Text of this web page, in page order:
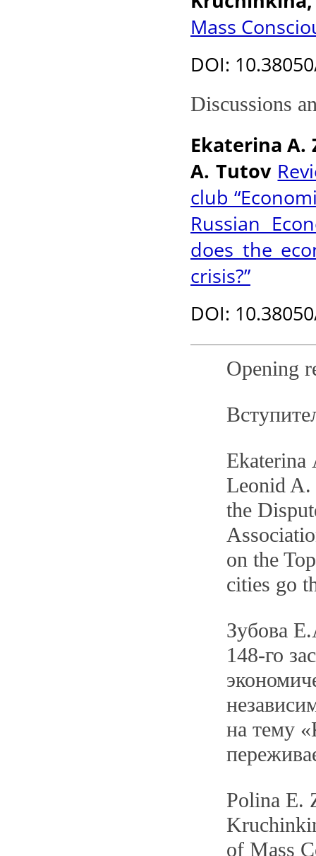
Mass
DOI:
Discussions
Еkaterina А.
A. Tutov
club
Russian
does the
crisis?”
DOI:
Opening
Еkaterina
Leonid A.
the
on the
cities go
Зубова
148-го
на тему
Polina E.
of Mass